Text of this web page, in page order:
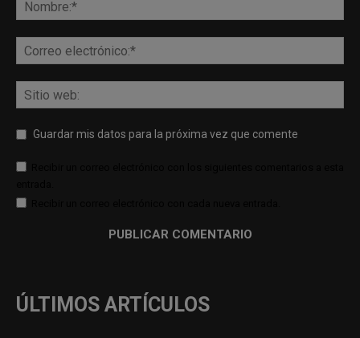
Guardar mis datos para la próxima vez que comente
ÚLTIMOS ARTÍCULOS